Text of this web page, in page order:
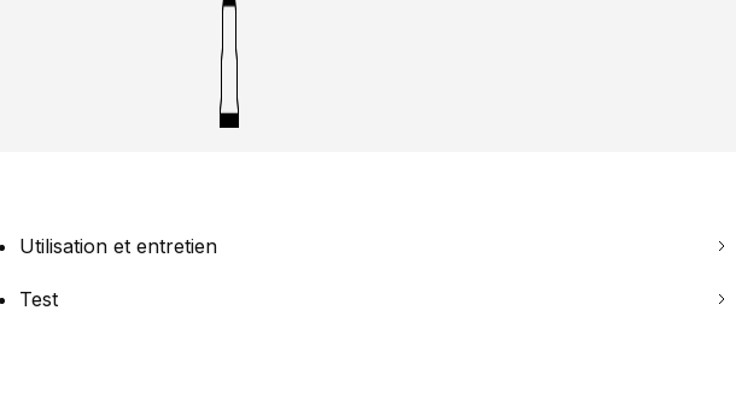
Utilisation et entretien
Test